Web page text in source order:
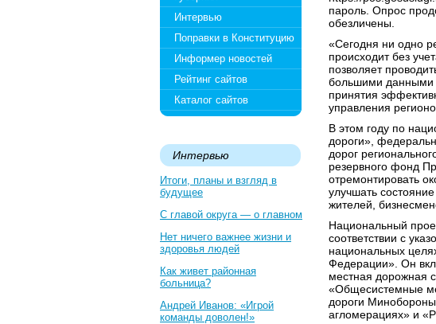
Интервью
Поправки в Конституцию
Информер новостей
Рейтинг сайтов
Каталог сайтов
Интервью
Итоги, планы и взгляд в
будущее
С главой округа — о главном
Нет ничего важнее жизни и
здоровья людей
Как живет районная
больница?
Андрей Иванов: «Игрой
команды доволен!»
пароль. Опрос
обезличены.
«Сегодня ни одно
происходит без
позволяет
большими данными
принятия
управления
В этом году по
дороги»,
дорог
резервного фонд
отремонтировать
улучшать
жителей,
Национальный
соответствии с
национальных
Федерации». Он
местная дорожная
«Общесистемные
дороги
агломерациях» и